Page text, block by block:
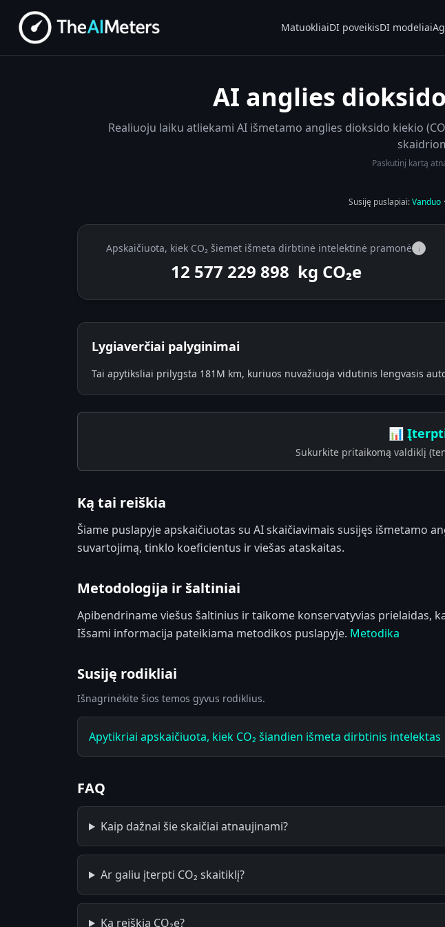
MatuokliaiDI poveikisDI modeliai
AI anglies
Realiuoju laiku atliekami AI išmetamo anglies dioksido kiekio
Paskutinį kartą
Susiję puslapiai:Vanduo ·
Apskaičiuota, kiek CO₂ šiemet išmeta dirbtinė intelektinė pramonė i
12 577 230 120 kg CO₂e
Lygiaverčiai palyginimai
Tai apytiksliai prilygsta 181M km, kuriuos nuvažiuoja vidutinis lengvasis
📊
Sukurkite pritaikomą valdiklį
Ką tai reiškia
Šiame puslapyje apskaičiuotas su AI skaičiavimais susijęs išmetamo
suvartojimą, tinklo koeficientus ir viešas ataskaitas.
Metodologija ir šaltiniai
Apibendriname viešus šaltinius ir taikome konservatyvias prielaidas,
Išsami informacija pateikiama metodikos puslapyje. Metodika
Susiję rodikliai
Išnagrinėkite šios temos gyvus rodiklius.
Apytikriai apskaičiuota, kiek CO₂ šiandien išmeta dirbtinis intelektas
FAQ
Kaip dažnai šie skaičiai atnaujinami?
Ar galiu įterpti CO₂ skaitiklį?
Ką reiškia CO₂e?